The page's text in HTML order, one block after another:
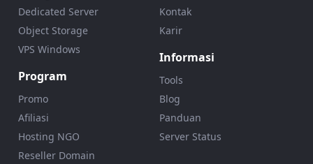
Dedicated Server
Object Storage
VPS Windows
Program
Promo
Afiliasi
Hosting NGO
Reseller Domain
Kontak
Karir
Informasi
Tools
Blog
Panduan
Server Status